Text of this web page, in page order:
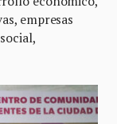
empresas